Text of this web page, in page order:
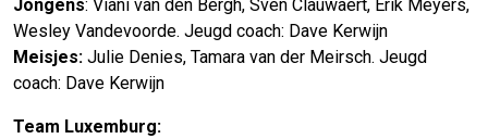
Jongens: Viani van den Bergh, Sven Clauwaert, Erik Meyers,
Wesley Vandevoorde. Jeugd coach: Dave Kerwijn
Meisjes: Julie Denies, Tamara van der Meirsch. Jeugd
coach: Dave Kerwijn
Team Luxemburg: